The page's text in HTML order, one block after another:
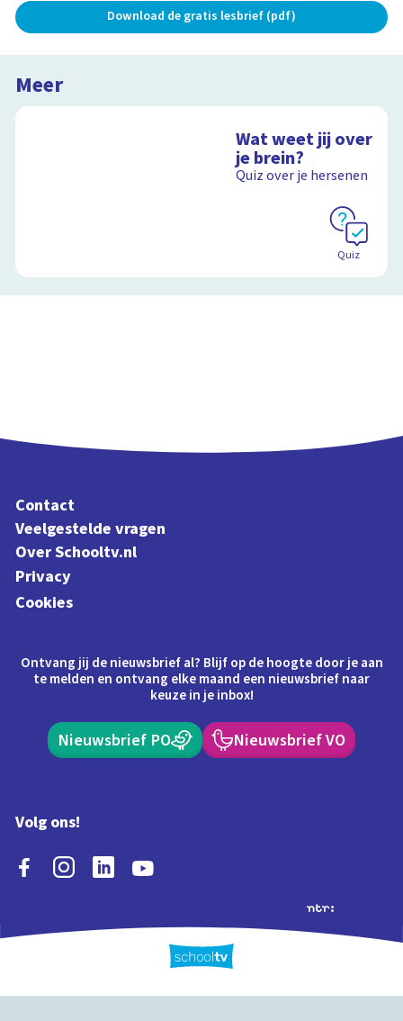
Download de gratis lesbrief (pdf)
Meer
Wat weet jij over
je brein?
Quiz over je hersenen
Quiz
Contact
Veelgestelde vragen
Over Schooltv.nl
Privacy
Cookies
Ontvang jij de nieuwsbrief al? Blijf op de hoogte door je aan
te melden en ontvang elke maand een nieuwsbrief naar
keuze in je inbox!
Nieuwsbrief PO Nieuwsbrief VO
Volg ons!